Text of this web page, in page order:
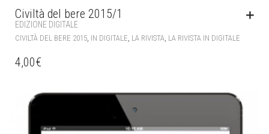
Civiltà del bere 2015/1
EDIZIONE DIGITALE
CIVILTÀ DEL BERE 2015 IN DIGITALE LA RIVISTA LA RIVISTA IN DIGITALE
4,00€